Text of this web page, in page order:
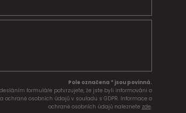
Pole označena * jsou povinná.
formuláře potvrzujete, že jste byli informováni o
ochraně osobních údajů v souladu s GDPR. Informace o
ochraně osobních údajů naleznete zde.